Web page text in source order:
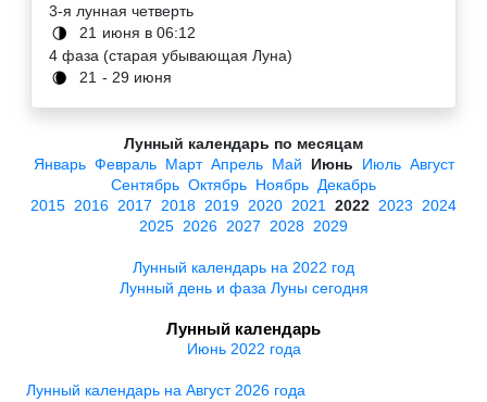
3-я лунная четверть
🌗 21 июня в 06:12
4 фаза (старая убывающая Луна)
🌘 21 - 29 июня
Лунный календарь по месяцам
Январь Февраль Март Апрель Май Июнь Июль Август
Сентябрь Октябрь Ноябрь Декабрь
2015 2016 2017 2018 2019 2020 2021 2022 2023
2024
2025 2026 2027 2028 2029
Лунный календарь на 2022 год
Лунный день и фаза Луны сегодня
Лунный календарь
Июнь 2022 года
Лунный календарь на Август 2026 года